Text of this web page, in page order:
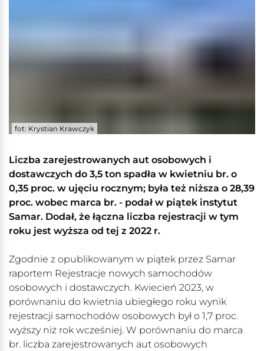
fot: Krystian Krawczyk
Liczba zarejestrowanych aut osobowych i
dostawczych do 3,5 ton spadła w kwietniu br. o
0,35 proc. w ujęciu rocznym; była też niższa o 28,39
proc. wobec marca br. - podał w piątek instytut
Samar. Dodał, że łączna liczba rejestracji w tym
roku jest wyższa od tej z 2022 r.
Zgodnie z opublikowanym w piątek przez Samar
raportem Rejestracje nowych samochodów
osobowych i dostawczych. Kwiecień 2023, w
porównaniu do kwietnia ubiegłego roku wynik
rejestracji samochodów osobowych był o 1,7 proc.
wyższy niż rok wcześniej. W porównaniu do marca
br. liczba zarejestrowanych aut osobowych